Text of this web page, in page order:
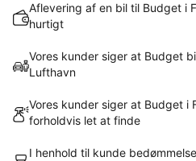
Aflevering af en bil til Budget i
hurtigt
Vores kunder siger at Budget
Lufthavn
Vores kunder siger at Budget i
forholdvis let at finde
I henhold til kunde